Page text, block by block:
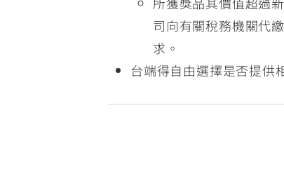
司向有關稅務機關代
求。
台端得自由選擇是否提供